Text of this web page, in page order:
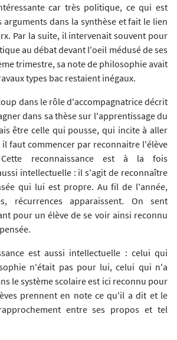
car très politique, ce qui est
arguments dans la synthèse et fait le lien
Par la suite, il intervenait souvent pour
au débat devant l'oeil médusé de ses
trimestre, sa note de philosophie avait
types bac restaient inégaux.
dans le rôle d'accompagnatrice décrit
dans sa thèse sur l'apprentissage du
être celle qui pousse, qui incite à aller
faut commencer par reconnaitre l'élève
reconnaissance est à la fois
intellectuelle : il s'agit de reconnaître
qui lui est propre. Au fil de l'année,
récurrences apparaissent. On sent
pour un élève de se voir ainsi reconnu
est aussi intellectuelle : celui qui
n'était pas pour lui, celui qui n'a
le système scolaire est ici reconnu pour
prennent en note ce qu'il a dit et le
entre ses propos et tel